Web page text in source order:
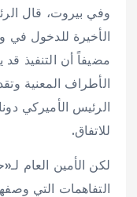
وفي بيروت، قال
الأخيرة للدخول في
الأطراف المعنية
الرئيس الأميركي
للاتفاق.
لكن الأمين العام
التفاهمات التي